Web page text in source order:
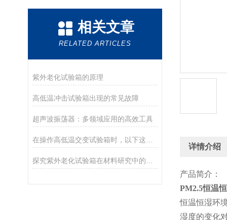
相关文章
RELATED ARTICLES
紫外老化试验箱的原理
高低温冲击试验箱出现的常见故障
超声波振荡器：多领域应用的高效工具
详情介绍
产品简介：
PM2.5恒温
恒温恒湿环
湿度的变化